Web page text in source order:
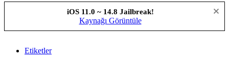
iOS 11.0 ~ 14.8 Jailbreak!
Kaynağı Görüntüle
Etiketler